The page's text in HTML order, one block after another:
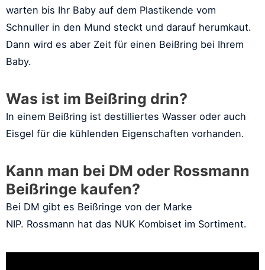
warten bis Ihr Baby auf dem Plastikende vom
Schnuller in den Mund steckt und darauf herumkaut.
Dann wird es aber Zeit für einen Beißring bei Ihrem
Baby.
Was ist im Beißring drin?
In einem Beißring ist destilliertes Wasser oder auch
Eisgel für die kühlenden Eigenschaften vorhanden.
Kann man bei DM oder Rossmann
Beißringe kaufen?
Bei DM gibt es Beißringe von der Marke
NIP. Rossmann hat das NUK Kombiset im Sortiment.